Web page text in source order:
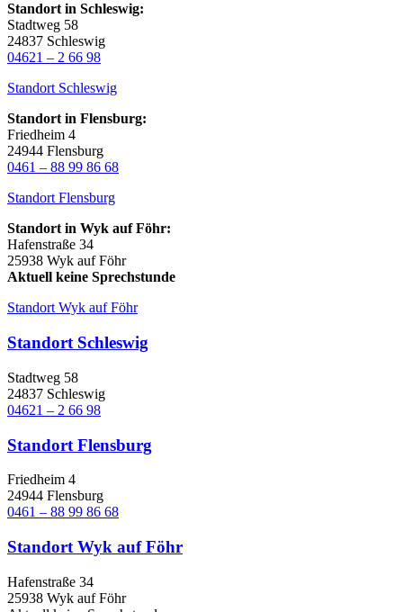
Standort in Schleswig:
Stadtweg 58
24837 Schleswig
04621 – 2 66 98
Standort Schleswig
Standort in Flensburg:
Friedheim 4
24944 Flensburg
0461 – 88 99 86 68
Standort Flensburg
Standort in Wyk auf Föhr:
Hafenstraße 34
25938 Wyk auf Föhr
Aktuell keine Sprechstunde
Standort Wyk auf Föhr
Standort Schleswig
Stadtweg 58
24837 Schleswig
04621 – 2 66 98
Standort Flensburg
Friedheim 4
24944 Flensburg
0461 – 88 99 86 68
Standort Wyk auf Föhr
Hafenstraße 34
25938 Wyk auf Föhr